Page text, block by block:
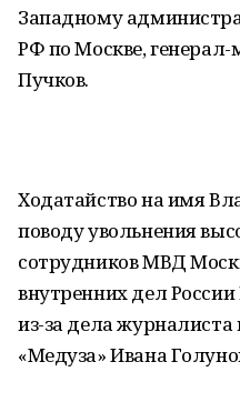
Западному
РФ по Москве,
Пучков.
Ходатайство на имя
поводу увольнения
сотрудников МВД
внутренних дел
из-за дела
«Медуза» Ивана